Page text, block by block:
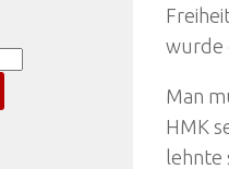
wurde
Man
HMK
lehnte